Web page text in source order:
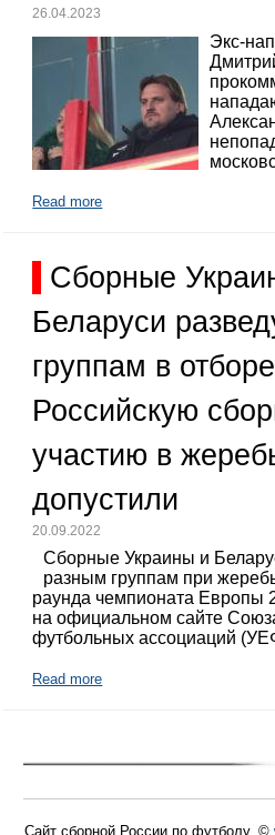
26.04.2023
Экс-
Read more
Сборные
Беларуси
группам в
Российскую
участию в
допустили
20.09.2022
Сборные Украины и
разным группам при
раунда чемпионата Европы
на официальном сайте
футбольных ассоциаций
Read more
Сайт сборной России по футболу. ©